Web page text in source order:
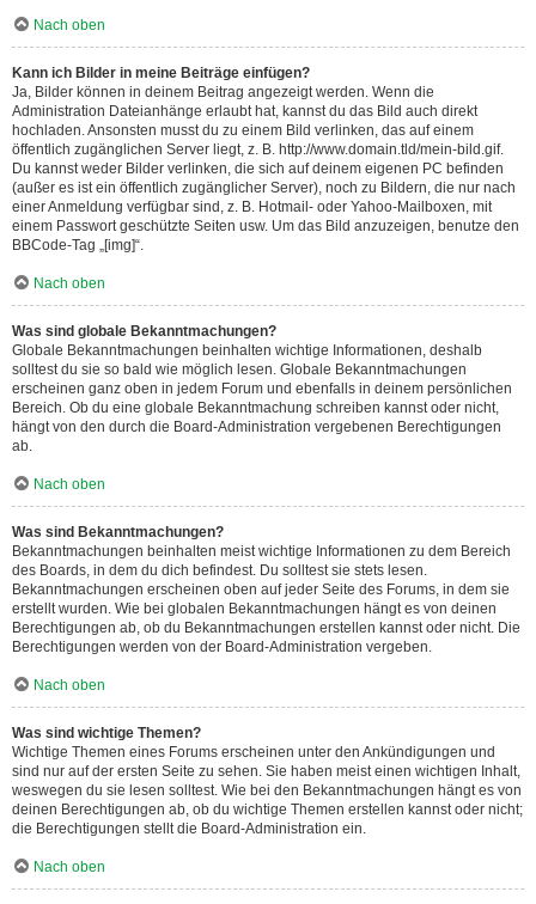
Nach oben
Kann ich Bilder in meine Beiträge einfügen?
Ja, Bilder können in deinem Beitrag angezeigt werden. Wenn die
Administration Dateianhänge erlaubt hat, kannst du das Bild auch direkt
hochladen. Ansonsten musst du zu einem Bild verlinken, das auf einem
öffentlich zugänglichen Server liegt, z. B. http://www.domain.tld/mein-bild.gif.
Du kannst weder Bilder verlinken, die sich auf deinem eigenen PC befinden
(außer es ist ein öffentlich zugänglicher Server), noch zu Bildern, die nur nach
einer Anmeldung verfügbar sind, z. B. Hotmail- oder Yahoo-Mailboxen, mit
einem Passwort geschützte Seiten usw. Um das Bild anzuzeigen, benutze den
BBCode-Tag „[img]“.
Nach oben
Was sind globale Bekanntmachungen?
Globale Bekanntmachungen beinhalten wichtige Informationen, deshalb
solltest du sie so bald wie möglich lesen. Globale Bekanntmachungen
erscheinen ganz oben in jedem Forum und ebenfalls in deinem persönlichen
Bereich. Ob du eine globale Bekanntmachung schreiben kannst oder nicht,
hängt von den durch die Board-Administration vergebenen Berechtigungen
ab.
Nach oben
Was sind Bekanntmachungen?
Bekanntmachungen beinhalten meist wichtige Informationen zu dem Bereich
des Boards, in dem du dich befindest. Du solltest sie stets lesen.
Bekanntmachungen erscheinen oben auf jeder Seite des Forums, in dem sie
erstellt wurden. Wie bei globalen Bekanntmachungen hängt es von deinen
Berechtigungen ab, ob du Bekanntmachungen erstellen kannst oder nicht. Die
Berechtigungen werden von der Board-Administration vergeben.
Nach oben
Was sind wichtige Themen?
Wichtige Themen eines Forums erscheinen unter den Ankündigungen und
sind nur auf der ersten Seite zu sehen. Sie haben meist einen wichtigen Inhalt,
weswegen du sie lesen solltest. Wie bei den Bekanntmachungen hängt es von
deinen Berechtigungen ab, ob du wichtige Themen erstellen kannst oder nicht;
die Berechtigungen stellt die Board-Administration ein.
Nach oben